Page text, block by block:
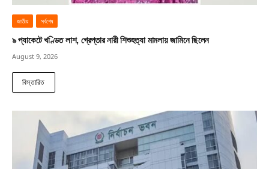
জাতীয় সর্বশেষ
৯ প্যাকেটে খণ্ডিত লাশ, গ্রেপ্তার নারী শিশুহত্যা মামলায় জামিনে ছিলেন
August 9, 2026
বিস্তারিত